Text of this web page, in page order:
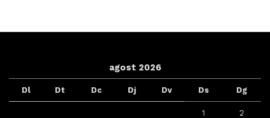
agost 2026
Dl Dt Dc Dj Dv Ds Dg
1 2